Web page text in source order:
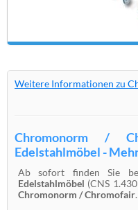
Weitere Informationen zu
Chromonorm /
Edelstahlmöbel -
Ab sofort finden Sie
Edelstahlmöbel (CNS
Chromonorm / Chromofair.